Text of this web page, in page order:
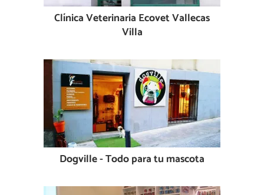
Clínica Veterinaria Ecovet Vallecas
Villa
Dogville - Todo para tu mascota